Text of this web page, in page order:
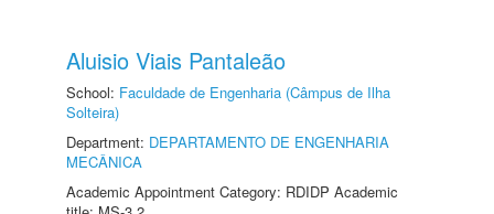
Aluisio Viais Pantaleão
School: Faculdade de Engenharia (Câmpus de Ilha
Solteira)
Department: DEPARTAMENTO DE ENGENHARIA
MECÂNICA
Academic Appointment Category: RDIDP Academic